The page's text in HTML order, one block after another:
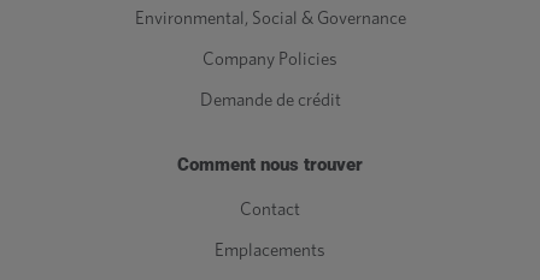
Environmental, Social & Governance
Company Policies
Demande de crédit
Comment nous trouver
Contact
Emplacements